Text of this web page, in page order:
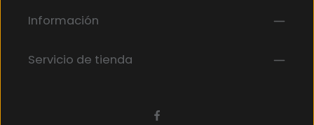
has aceptado nuestros
términos y condiciones generales
Información
Servicio de tienda